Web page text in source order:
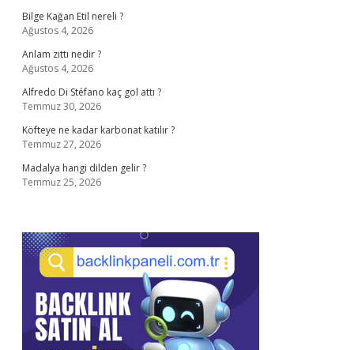
Bilge Kağan Etil nereli ?
Ağustos 4, 2026
Anlam zıttı nedir ?
Ağustos 4, 2026
Alfredo Di Stéfano kaç gol attı ?
Temmuz 30, 2026
Köfteye ne kadar karbonat katılır ?
Temmuz 27, 2026
Madalya hangi dilden gelir ?
Temmuz 25, 2026